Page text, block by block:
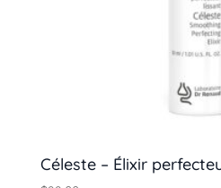
Céleste – Élixir